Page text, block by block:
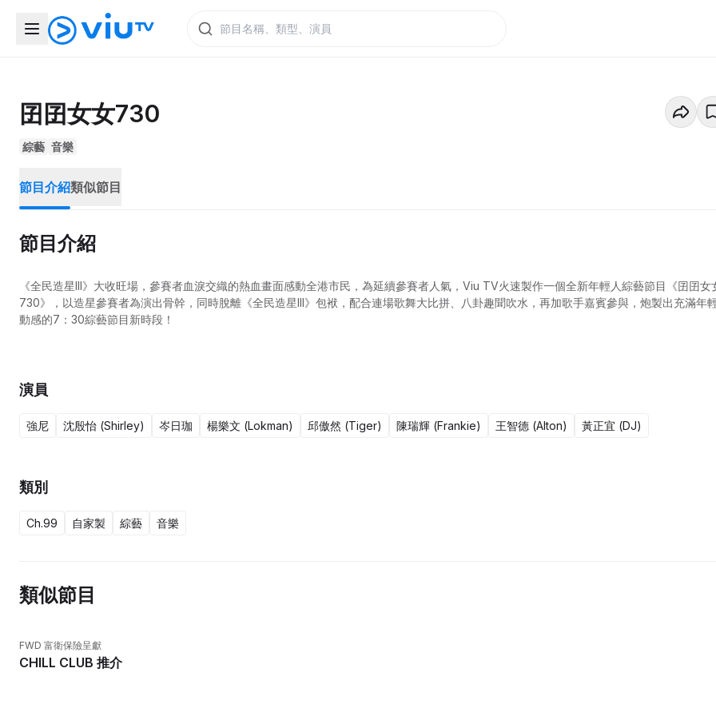
囝囝女女730
綜藝 音樂
節目介紹類似節目
節目介紹
《全民造星III》大收旺場，參賽者血淚交織的熱血畫面感動全港市民，為延續參賽者人氣，Viu TV火速製作一個全新年輕人綜藝節目《囝囝女
730》，以造星參賽者為演出骨幹，同時脫離《全民造星III》包袱，配合連場歌舞大比拼、八卦趣聞吹水，再加歌手嘉賓參與，炮製出充滿年
動感的7：30綜藝節目新時段！
演員
強尼 沈殷怡 (Shirley) 岑日珈 楊樂文 (Lokman) 邱傲然 (Tiger) 陳瑞輝 (Frankie) 王智德 (Alton) 黃正宜 (DJ)
類別
Ch.99 自家製 綜藝 音樂
類似節目
FWD 富衛保險呈獻
CHILL CLUB 推介